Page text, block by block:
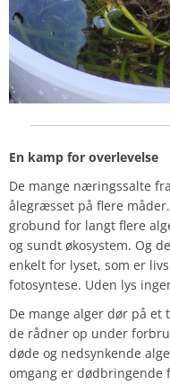
En kamp for overlevelse
De mange næringssalte
ålegræsset på flere
grobund for langt flere
og sundt økosystem. Og
enkelt for lyset, som er
fotosyntese. Uden lys
De mange alger dør på
de rådner op under
døde og nedsynkende
omgang er dødbringende